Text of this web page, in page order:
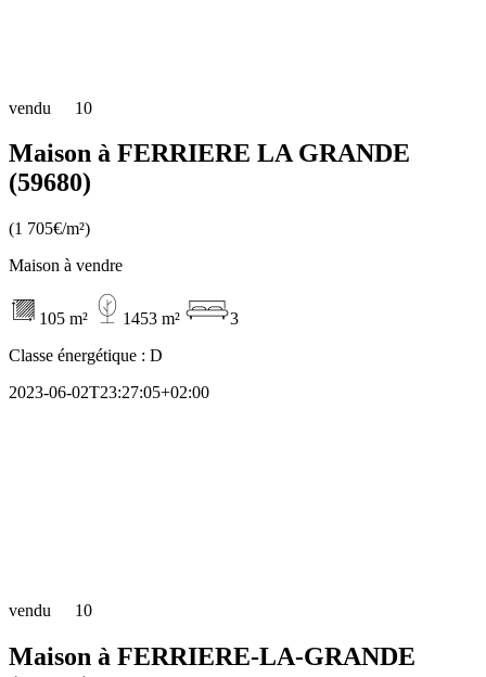
vendu 10
Maison à FERRIERE LA GRANDE
(59680)
(1 705€/m²)
Maison à vendre
105 m² 1453 m²
3
Classe énergétique : D
2023-06-02T23:27:05+02:00
vendu 10
Maison à FERRIERE-LA-GRANDE